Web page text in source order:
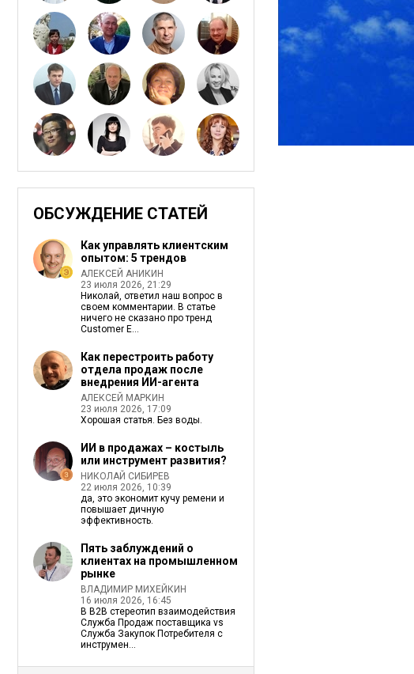
ОБСУЖДЕНИЕ СТАТЕЙ
Как управлять клиентским
опытом: 5 трендов
АЛЕКСЕЙ АНИКИН
23 июля 2026, 21:29
Николай, ответил наш вопрос в
своем комментарии. В статье
ничего не сказано про тренд
Customer E...
Как перестроить работу
отдела продаж после
внедрения ИИ-агента
АЛЕКСЕЙ МАРКИН
23 июля 2026, 17:09
Хорошая статья. Без воды.
ИИ в продажах – костыль
или инструмент развития?
НИКОЛАЙ СИБИРЕВ
22 июля 2026, 10:39
да, это экономит кучу ремени и
повышает дичную
эффективность.
Пять заблуждений о
клиентах на промышленном
рынке
ВЛАДИМИР МИХЕЙКИН
16 июля 2026, 16:45
В В2В стереотип взаимодействия
Служба Продаж поставщика vs
Служба Закупок Потребителя с
инструмен...